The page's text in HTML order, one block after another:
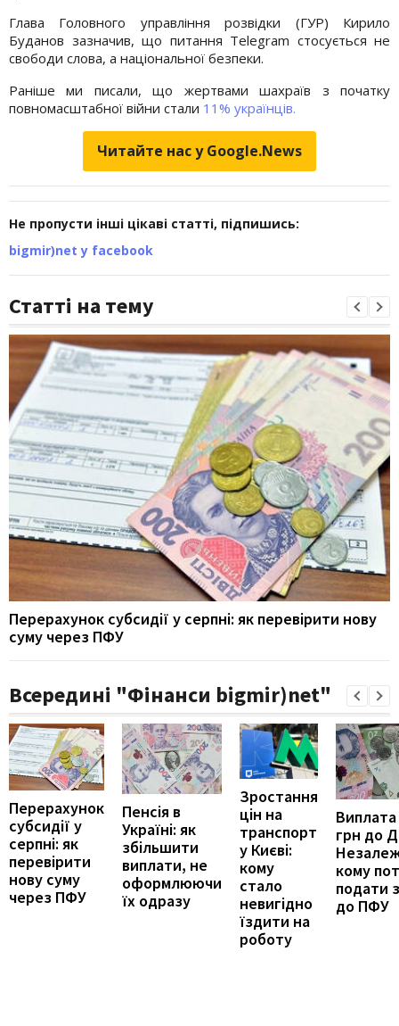
Глава Головного управління розвідки (ГУР) Кирило
Буданов зазначив, що питання Telegram стосується не
свободи слова, а національної безпеки.
Раніше ми писали, що жертвами шахраїв з початку
повномасштабної війни стали 11% українців.
Читайте нас у Google.News
Не пропусти інші цікаві статті, підпишись:
bigmir)net у facebook
Статті на тему
Перерахунок субсидії у серпні: як перевірити нову
суму через ПФУ
Всередині "Фінанси bigmir)net"
Перерахунок
субсидії у
серпні: як
перевірити
нову суму
через ПФУ
Пенсія в
Україні: як
збільшити
виплати, не
оформлюючи
їх одразу
Зростання
цін на
транспорт
у Києві:
кому
стало
невигідно
їздити на
роботу
Виплата
грн до
кому
подати
до ПФУ